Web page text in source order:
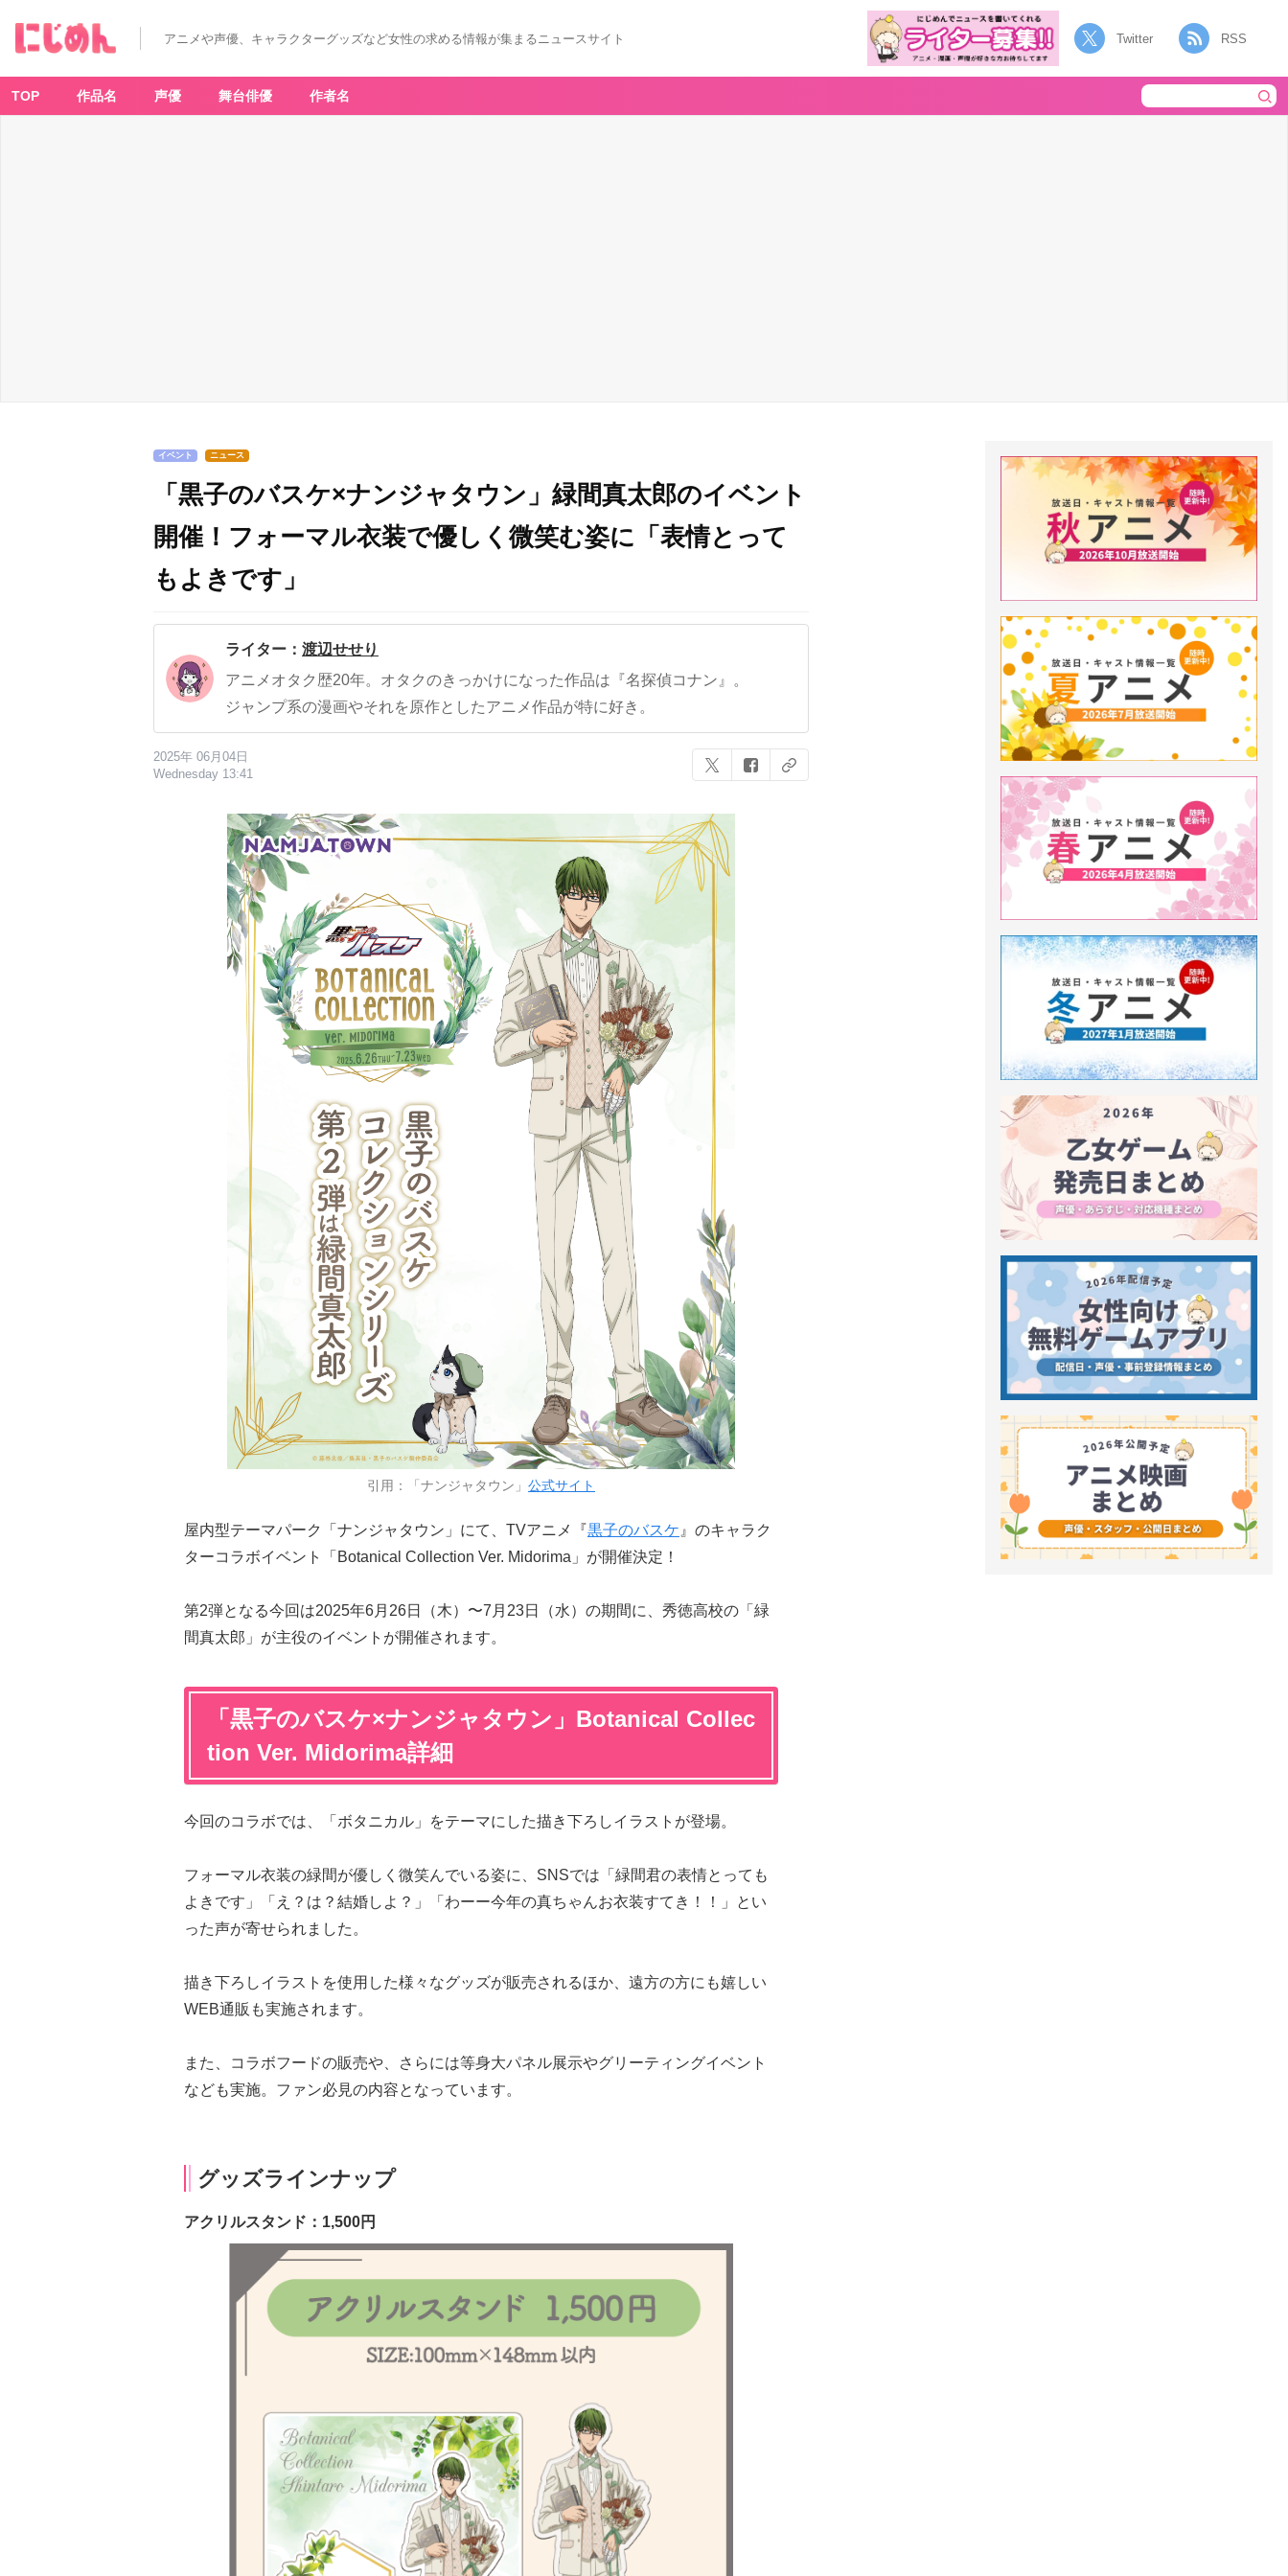
アニメや声優、キャラクターグッズなど女性の求める情報が集まるニュースサイト Twitter RSS
TOP 作品名 声優 舞台俳優 作者名
イベント ニュース
「黒子のバスケ×ナンジャタウン」緑間真太郎のイベント
開催！フォーマル衣装で優しく微笑む姿に「表情とって
もよきです」
ライター： 渡辺せせり
アニメオタク歴20年。オタクのきっかけになった作品は『名探偵コナン』。
ジャンプ系の漫画やそれを原作としたアニメ作品が特に好き。
2025年 06月04日
Wednesday 13:41
引用：「ナンジャタウン」 公式サイト
屋内型テーマパーク「ナンジャタウン」にて、TVアニメ『黒子のバスケ 』のキャラク
ターコラボイベント「Botanical Collection Ver. Midorima」が開催決定！
第2弾となる今回は2025年6月26日（木）〜7月23日（水）の期間に、秀徳高校の「緑
間真太郎」が主役のイベントが開催されます。
「黒子のバスケ×ナンジャタウン」Botanical Collec
tion Ver. Midorima詳細
今回のコラボでは、「ボタニカル」をテーマにした描き下ろしイラストが登場。
フォーマル衣装の緑間が優しく微笑んでいる姿に、SNSでは「緑間君の表情とっても
よきです」「え？は？結婚しよ？」「わーー今年の真ちゃんお衣装すてき！！」とい
った声が寄せられました。
描き下ろしイラストを使用した様々なグッズが販売されるほか、遠方の方にも嬉しい
WEB通販も実施されます。
また、コラボフードの販売や、さらには等身大パネル展示やグリーティングイベント
なども実施。ファン必見の内容となっています。
グッズラインナップ
アクリルスタンド：1,500円